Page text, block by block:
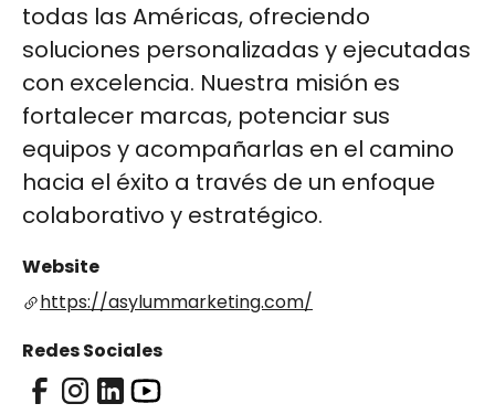
todas las Américas, ofreciendo
soluciones personalizadas y ejecutadas
con excelencia. Nuestra misión es
fortalecer marcas, potenciar sus
equipos y acompañarlas en el camino
hacia el éxito a través de un enfoque
colaborativo y estratégico.
Website
https://asylummarketing.com/
Redes Sociales